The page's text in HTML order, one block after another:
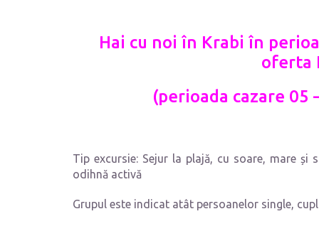
Hai cu noi în Krabi în
oferta
(perioada cazare
Tip excursie: Sejur la plajă, cu soare, mare
odihnă activă
Grupul este indicat atât persoanelor single,